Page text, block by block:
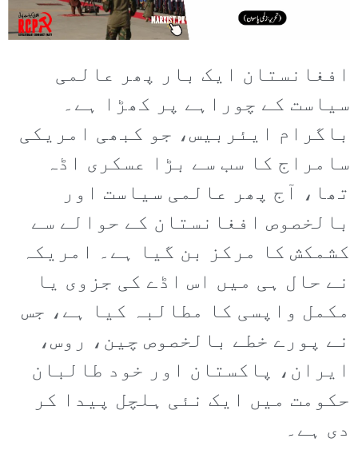
افغانستان ایک بار پھر عالمی
سیاست کے چوراہے پر کھڑا ہے۔
باگرام ایئربیس، جو کبھی امریکی
سامراج کا سب سے بڑا عسکری اڈہ
تھا، آج پھر عالمی سیاست اور
بالخصوص افغانستان کے حوالے سے
کشمکش کا مرکز بن گیا ہے۔ امریکہ
نے حال ہی میں اس اڈے کی جزوی یا
مکمل واپسی کا مطالبہ کیا ہے، جس
نے پورے خطے بالخصوص چین، روس،
ایران، پاکستان اور خود طالبان
حکومت میں ایک نئی ہلچل پیدا کر
دی ہے۔